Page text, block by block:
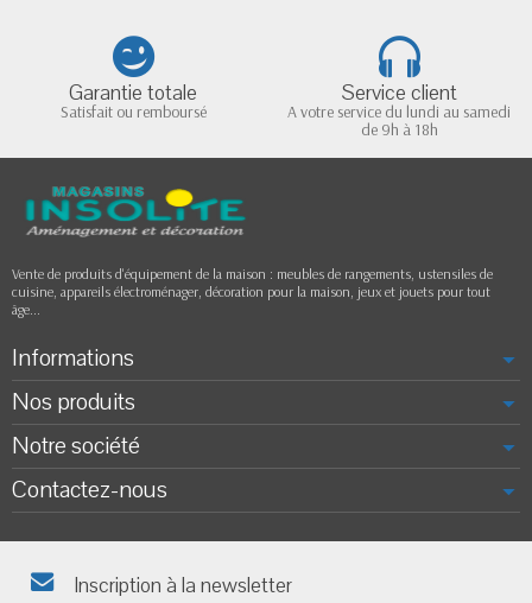
Garantie totale
Satisfait ou remboursé
Service client
A votre service du lundi au samedi
de 9h à 18h
Vente de produits d'équipement de la maison : meubles de rangements, ustensiles de
cuisine, appareils électroménager, décoration pour la maison, jeux et jouets pour tout
âge...
Informations
Nos produits
Notre société
Contactez-nous
Inscription à la newsletter